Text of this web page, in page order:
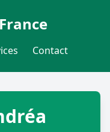
Contact